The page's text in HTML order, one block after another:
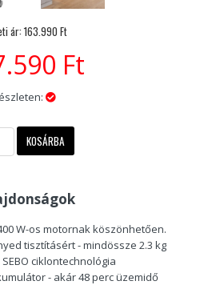
ár:163.990 Ft
Ft
W-os motornak köszönhetően.
tisztításért - mindössze 2.3 kg
ciklontechnológia
- akár 48 perc üzemidő